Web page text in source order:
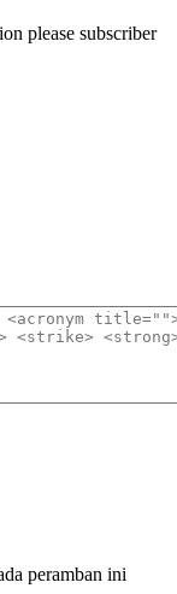
please subscriber
peramban ini